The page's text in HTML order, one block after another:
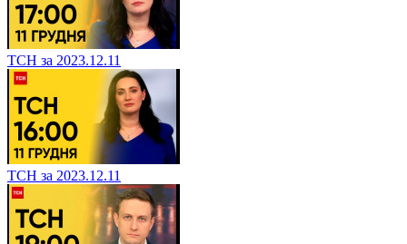
ТСН за 2023.12.11
ТСН за 2023.12.11